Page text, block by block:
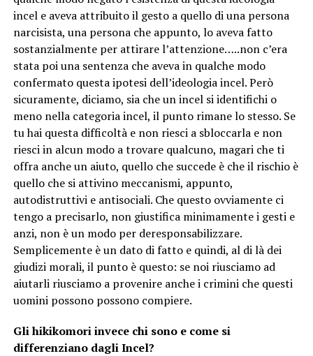
incel e aveva attribuito il gesto a quello di una persona
narcisista, una persona che appunto, lo aveva fatto
sostanzialmente per attirare l’attenzione…..non c’era
stata poi una sentenza che aveva in qualche modo
confermato questa ipotesi dell’ideologia incel. Però
sicuramente, diciamo, sia che un incel si identifichi o
meno nella categoria incel, il punto rimane lo stesso. Se
tu hai questa difficoltà e non riesci a sbloccarla e non
riesci in alcun modo a trovare qualcuno, magari che ti
offra anche un aiuto, quello che succede è che il rischio è
quello che si attivino meccanismi, appunto,
autodistruttivi e antisociali. Che questo ovviamente ci
tengo a precisarlo, non giustifica minimamente i gesti e
anzi, non è un modo per deresponsabilizzare.
Semplicemente è un dato di fatto e quindi, al di là dei
giudizi morali, il punto è questo: se noi riusciamo ad
aiutarli riusciamo a provenire anche i crimini che questi
uomini possono possono compiere.
Gli hikikomori invece chi sono e come si
differenziano dagli Incel?